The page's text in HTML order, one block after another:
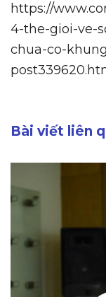
https://
4-the-gioi-ve-
chua-co-
Bài viết liên